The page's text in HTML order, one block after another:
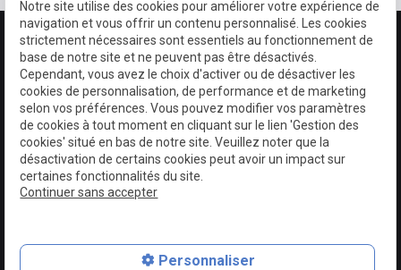
Google Maps Search API est désactivé. Autoriser
Notre site utilise des cookies pour améliorer votre expérience de
navigation et vous offrir un contenu personnalisé. Les cookies
strictement nécessaires sont essentiels au fonctionnement de
base de notre site et ne peuvent pas être désactivés.
Cependant, vous avez le choix d'activer ou de désactiver les
cookies de personnalisation, de performance et de marketing
selon vos préférences. Vous pouvez modifier vos paramètres
de cookies à tout moment en cliquant sur le lien 'Gestion des
cookies' situé en bas de notre site. Veuillez noter que la
désactivation de certains cookies peut avoir un impact sur
certaines fonctionnalités du site.
Continuer sans accepter
Personnaliser